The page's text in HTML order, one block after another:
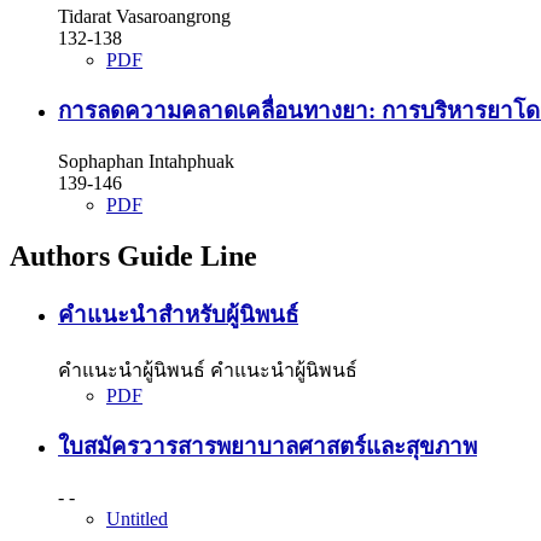
Tidarat Vasaroangrong
132-138
PDF
การลดความคลาดเคลื่อนทางยา: การบริหารยาโ
Sophaphan Intahphuak
139-146
PDF
Authors Guide Line
คำแนะนำสำหรับผู้นิพนธ์
คำแนะนำผู้นิพนธ์ คำแนะนำผู้นิพนธ์
PDF
ใบสมัครวารสารพยาบาลศาสตร์และสุขภาพ
- -
Untitled